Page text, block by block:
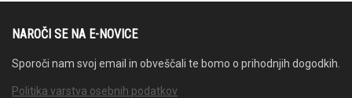
NAROČI SE NA E-NOVICE
Sporoči nam svoj email in obveščali te bomo o prihodnjih dogodkih.
Politika varstva osebnih podatkov